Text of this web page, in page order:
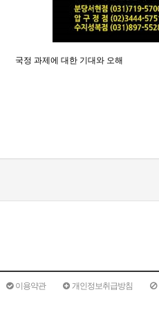
국정 과제에 대한 기대와 오해
이용약관 개인정보취급방침